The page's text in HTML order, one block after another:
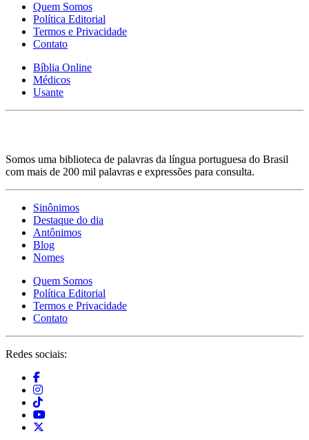
Quem Somos
Política Editorial
Termos e Privacidade
Contato
Bíblia Online
Médicos
Usante
Somos uma biblioteca de palavras da língua portuguesa do Brasil
com mais de 200 mil palavras e expressões para consulta.
Sinônimos
Destaque do dia
Antônimos
Blog
Nomes
Quem Somos
Política Editorial
Termos e Privacidade
Contato
Redes sociais: